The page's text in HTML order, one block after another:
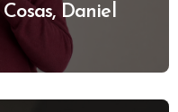
Daniel